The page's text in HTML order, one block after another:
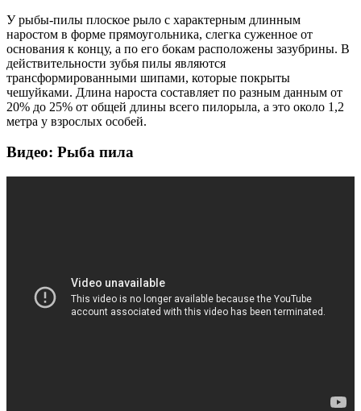
У рыбы-пилы плоское рыло с характерным длинным
наростом в форме прямоугольника, слегка суженное от
основания к концу, а по его бокам расположены зазубрины. В
действительности зубья пилы являются
трансформированными шипами, которые покрыты
чешуйками. Длина нароста составляет по разным данным от
20% до 25% от общей длины всего пилорыла, а это около 1,2
метра у взрослых особей.
Видео: Рыба пила